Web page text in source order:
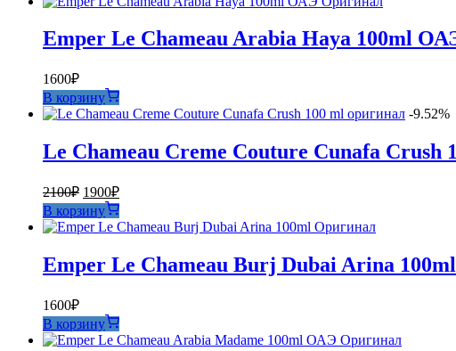
Emper Le Chameau Arabia Haya 100ml
1600₽
В корзину
-9.52%
Le Chameau Creme Couture Cunafa Crush
2100₽ Первоначальная
цена
составляла
1900₽Текущая
цена:
1900₽.
В корзину
Emper Le Chameau Burj Dubai Arina
1600₽
В корзину